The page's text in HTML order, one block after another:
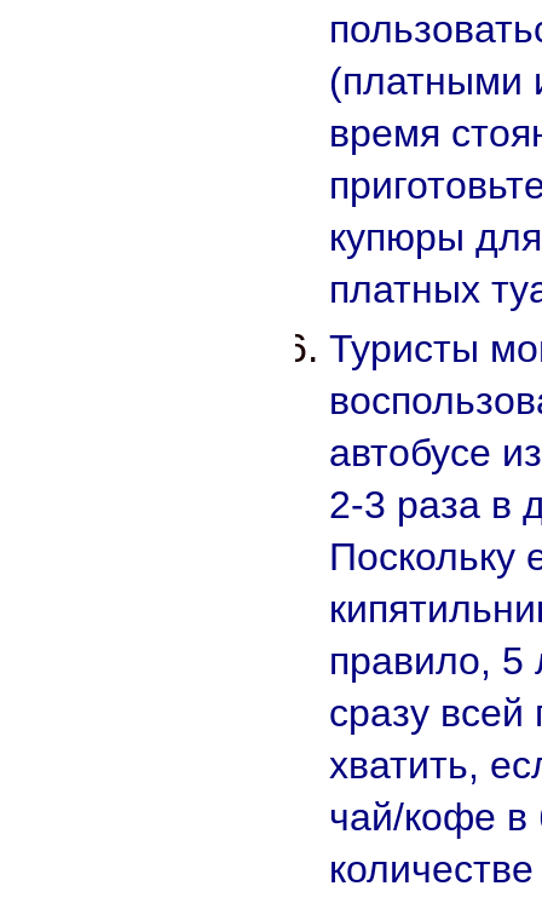
(платными
время
купюры
платных
Туристы
автобусе
2-3 раза в
Поскольку
правило, 5
сразу всей
хватить,
чай/кофе